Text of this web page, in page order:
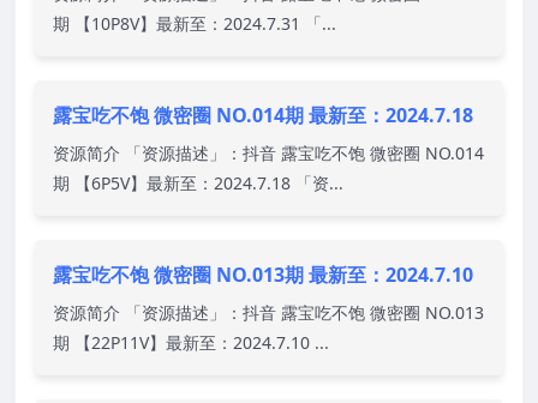
期 【10P8V】最新至：2024.7.31 「...
露宝吃不饱 微密圈 NO.014期 最新至：2024.7.18
资源简介 「资源描述」：抖音 露宝吃不饱 微密圈 NO.014
期 【6P5V】最新至：2024.7.18 「资...
露宝吃不饱 微密圈 NO.013期 最新至：2024.7.10
资源简介 「资源描述」：抖音 露宝吃不饱 微密圈 NO.013
期 【22P11V】最新至：2024.7.10 ...